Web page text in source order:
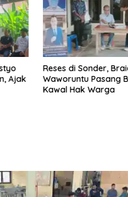
Ajak
Reses di Sonder,
Waworuntu Pasang
Kawal Hak Warga